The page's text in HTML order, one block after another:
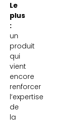
Le
plus
:
un
produit
qui
vient
encore
renforcer
l’expertise
de
la